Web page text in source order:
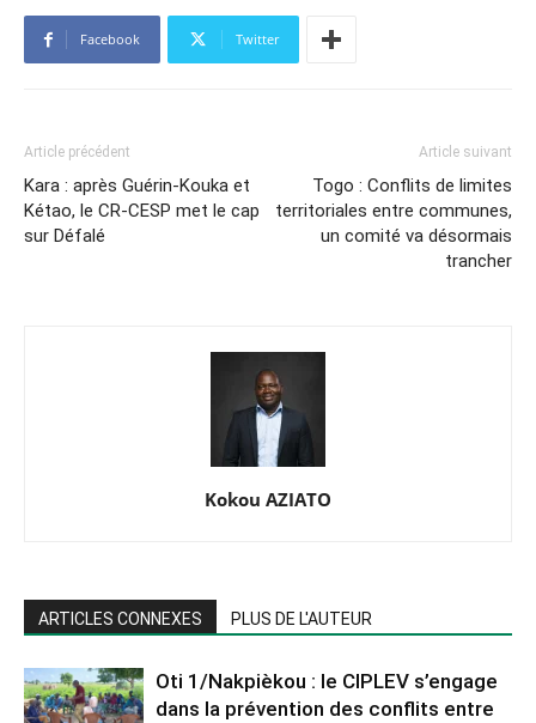
Facebook Twitter
Article précédent
Kara : après Guérin-Kouka et
Kétao, le CR-CESP met le cap
sur Défalé
Article suivant
Togo : Conflits de limites
territoriales entre communes,
un comité va désormais
trancher
Kokou AZIATO
ARTICLES CONNEXES PLUS DE L'AUTEUR
Oti 1/Nakpièkou : le CIPLEV s’engage
dans la prévention des conflits entre